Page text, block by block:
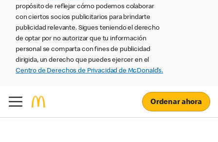
propósito de reflejar cómo podemos colaborar
con ciertos socios publicitarios para brindarte
publicidad relevante. Sigues teniendo el derecho
de optar por no autorizar que tu información
personal se comparta con fines de publicidad
dirigida, un derecho que puedes ejercer en el
Centro de Derechos de Privacidad de McDonald’s.
Ordenar ahora